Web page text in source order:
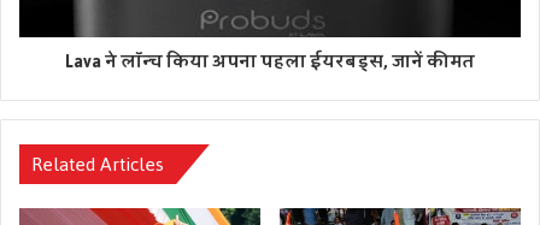
Lava ने लॉन्च किया अपना पहला ईयरबड्स, जानें कीमत
Related Articles